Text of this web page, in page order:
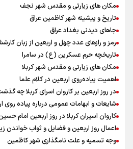
جابجایی مرکز ثقل اقتصاد جهان انجام شد/
ایران +نمودار
رادین زینالی، ملی پوش تکواندو : قدم به
المپیک برسم
کانادا دو مظنون تیراندازی در نزدیکی
ونس: ایرانی‌ها مذاکره‌کنندگان سرسختی
اردوی تیم ملی تکواندو
در ادامه سیاست جوان‌گرایی در پرسپولیس؛
اضافه شدند
مکان های زیارتی و مقدس شهر نجف
تاریخ و پیشینه شهر کاظمین عراق
جاهای دیدنی بغداد عراق
رمز و رازهای عدد چهل و اربعین از زبان
تاریخچه حرم عسکرین (ع) در سامرا
مکان های زیارتی و مقدس شهر کربلا
اهمیت پیاده‌روی اربعین در کلام علما
در روز اربعین بر کاروان اسرای کربلا چه
شایعات و ابهامات عمومی درباره پیاده روی
کاروان اسیران کربلا در روز اربعین امام
اعمال روز اربعین و فضایل و ثواب خواندن
وجه تسمیه و علت نامگذاری شهر کاظمین